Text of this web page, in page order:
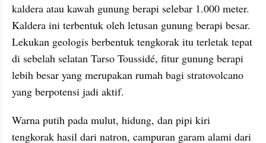
kaldera atau kawah gunung berapi selebar 1.000 meter.
Kaldera ini terbentuk oleh letusan gunung berapi besar.
Lekukan geologis berbentuk tengkorak itu terletak tepat
di sebelah selatan Tarso Toussidé, fitur gunung berapi
lebih besar yang merupakan rumah bagi stratovolcano
yang berpotensi jadi aktif.
Warna putih pada mulut, hidung, dan pipi kiri
tengkorak hasil dari natron, campuran garam alami dari